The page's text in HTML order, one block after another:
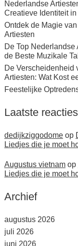
Nederlandse
Creatieve Identiteit
Ontdek de Magie
Artiesten
De Top
de Beste Muzikale
De Verscheidenheid
Artiesten: Wat Kost
Feestelijke
Laatste reacties
dedijkziggodomeop
Liedjes die je moet
Augustus vietnamop
Liedjes die je moet
Archief
augustus 2026
juli 2026
juni 2026